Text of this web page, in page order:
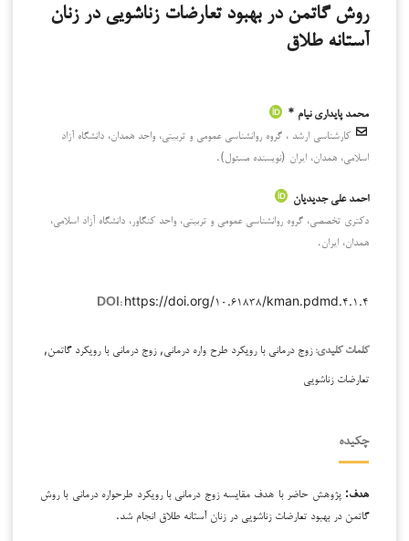
روش گاتمن در بهبود تعارضات زناشویی در زنان
آستانه طلاق
محمد پایداری نیام *
کارشناسی ارشد ، گروه روانشناسی عمومی و تربیتی، واحد همدان، دانشگاه آزاد
اسلامی، همدان، ایران (نویسنده مسئول).
احمد علی جدیدیان
دکتری تخصصی، گروه روانشناسی عمومی و تربیتی، واحد کنگاور، دانشگاه آزاد اسلامی،
همدان، ایران.
DOI: https://doi.org/۱۰.۶۱۸۳۸/kman.pdmd.۴.۱.۴
کلمات کلیدی:زوج درمانی با رویکرد طرح واره درمانی, زوج درمانی با رویکرد گاتمن,
تعارضات زناشویی
چکیده
هدف: پژوهش حاضر با هدف مقایسه زوج درمانی با رویکرد طرح­واره درمانی با روش
گاتمن در بهبود تعارضات زناشویی در زنان آستانه طلاق انجام شد.